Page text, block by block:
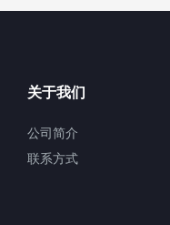
关于我们
公司简介
联系方式